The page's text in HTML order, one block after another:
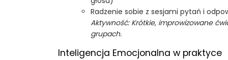
Radzenie sobie z sesjami pytań i
Aktywność: Krótkie, improwizowane
grupach.
Inteligencja Emocjonalna w praktyce